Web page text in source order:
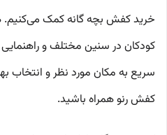
خرید کفش بچه گانه کمک می‌کنیم.
کودکان در سنین مختلف و
سریع به مکان مورد نظر و
کفش رنو همراه باشید.